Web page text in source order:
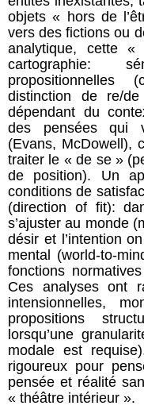
objets « hors de
vers des fictions ou
analytique, cette
cartographie:
propositionnelles
distinction de re/
dépendant du
des pensées qui
(Evans, McDowell),
traiter le « de se »
de position). Un
conditions de
(direction of fit):
s’ajuster au monde
désir et l’intention
mental (world-to-
fonctions
Ces analyses ont
intensionnelles,
propositions
lorsqu’une
modale est
rigoureux pour
pensée et réalité
« théâtre intérieur ».